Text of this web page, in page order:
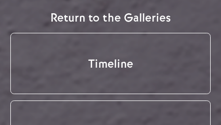
Return to the Galleries
Timeline